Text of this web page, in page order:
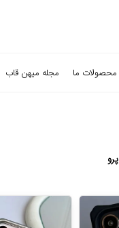
محصولات ما مجله میهن قاب